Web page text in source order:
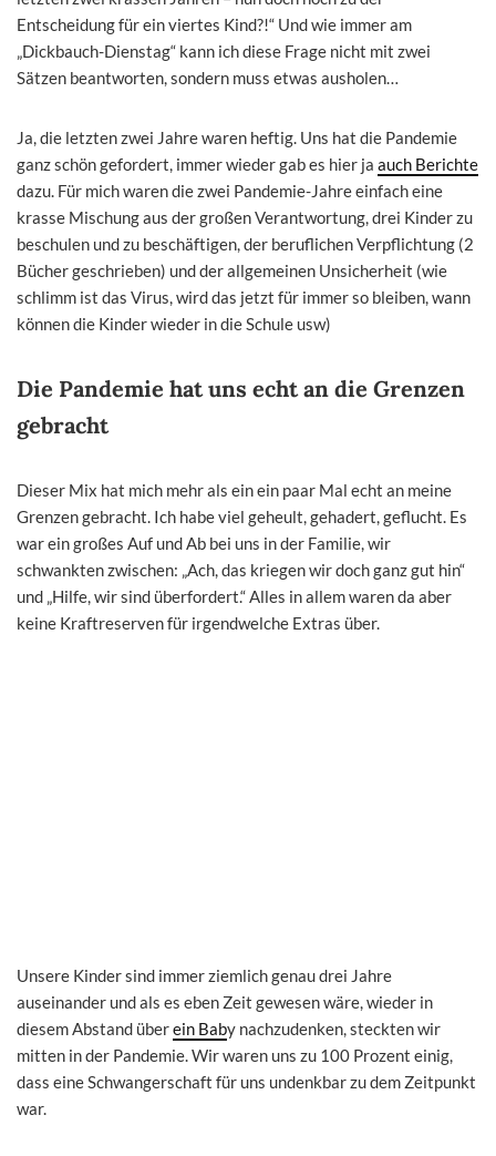
Entscheidung für ein viertes Kind?!“ Und wie immer am
„Dickbauch-Dienstag“ kann ich diese Frage nicht mit zwei
Sätzen beantworten, sondern muss etwas ausholen…
Ja, die letzten zwei Jahre waren heftig. Uns hat die Pandemie
ganz schön gefordert, immer wieder gab es hier ja auch Berichte
dazu. Für mich waren die zwei Pandemie-Jahre einfach eine
krasse Mischung aus der großen Verantwortung, drei Kinder zu
beschulen und zu beschäftigen, der beruflichen Verpflichtung (2
Bücher geschrieben) und der allgemeinen Unsicherheit (wie
schlimm ist das Virus, wird das jetzt für immer so bleiben, wann
können die Kinder wieder in die Schule usw)
Die Pandemie hat uns echt an die Grenzen
gebracht
Dieser Mix hat mich mehr als ein ein paar Mal echt an meine
Grenzen gebracht. Ich habe viel geheult, gehadert, geflucht. Es
war ein großes Auf und Ab bei uns in der Familie, wir
schwankten zwischen: „Ach, das kriegen wir doch ganz gut hin“
und „Hilfe, wir sind überfordert.“ Alles in allem waren da aber
keine Kraftreserven für irgendwelche Extras über.
Unsere Kinder sind immer ziemlich genau drei Jahre
auseinander und als es eben Zeit gewesen wäre, wieder in
diesem Abstand überein Baby nachzudenken, steckten wir
mitten in der Pandemie. Wir waren uns zu 100 Prozent einig,
dass eine Schwangerschaft für uns undenkbar zu dem Zeitpunkt
war.